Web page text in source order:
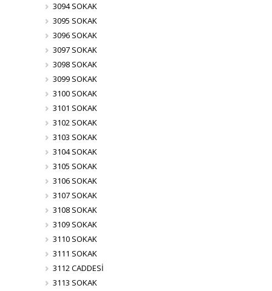
3094 SOKAK
3095 SOKAK
3096 SOKAK
3097 SOKAK
3098 SOKAK
3099 SOKAK
3100 SOKAK
3101 SOKAK
3102 SOKAK
3103 SOKAK
3104 SOKAK
3105 SOKAK
3106 SOKAK
3107 SOKAK
3108 SOKAK
3109 SOKAK
3110 SOKAK
3111 SOKAK
3112 CADDESİ
3113 SOKAK